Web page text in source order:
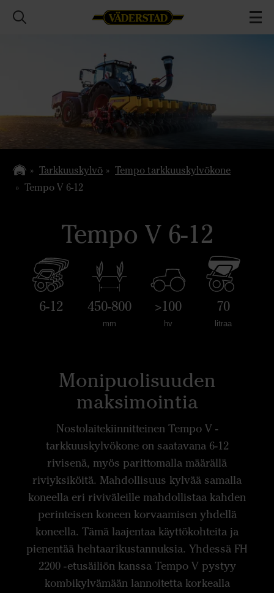
Tarkkuuskylvö
Tempo tarkkuuskylvökone
Tempo V 6-12
Tempo V 6-12
6-12 450-800
mm
>100
hv
70
litraa
Monipuolisuuden
maksimointia
Nostolaitekiinnitteinen Tempo V -
tarkkuuskylvökone on saatavana 6-12
rivisenä, myös parittomalla määrällä
riviyksiköitä. Mahdollisuus kylvää samalla
koneella eri riviväleille mahdollistaa kahden
perinteisen koneen korvaamisen yhdellä
koneella. Tämä laajentaa käyttökohteita ja
pienentää hehtaarikustannuksia. Yhdessä FH
2200 -etusäiliön kanssa Tempo V pystyy
kombikylvämään lannoitetta korkealla